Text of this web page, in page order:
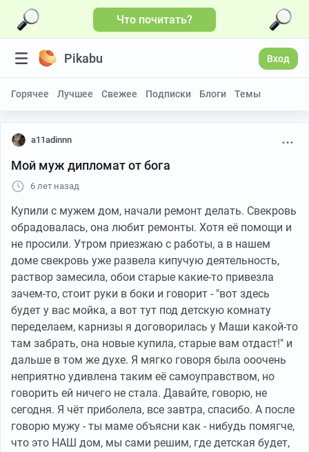
Что почитать?
Pikabu Вход
Горячее Лучшее Свежее Подписки Блоги Темы
a11adinnn
Мой муж дипломат от бога
6 лет назад
Купили с мужем дом, начали ремонт делать. Свекровь
обрадовалась, она любит ремонты. Хотя её помощи и
не просили. Утром приезжаю с работы, а в нашем
доме свекровь уже развела кипучую деятельность,
раствор замесила, обои старые какие-то привезла
зачем-то, стоит руки в боки и говорит - "вот здесь
будет у вас мойка, а вот тут под детскую комнату
переделаем, карнизы я договорилась у Маши какой-то
там забрать, она новые купила, старые вам отдаст!" и
дальше в том же духе. Я мягко говоря была ооочень
неприятно удивлена таким её самоуправством, но
говорить ей ничего не стала. Давайте, говорю, не
сегодня. Я чёт приболела, все завтра, спасибо. А после
говорю мужу - ты маме объясни как - нибудь помягче,
что это НАШ дом, мы сами решим, где детская будет,